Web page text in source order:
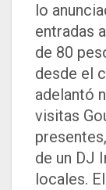
lo
entradas
de 80
desde el
adelantó
visitas
de un DJ
locales.